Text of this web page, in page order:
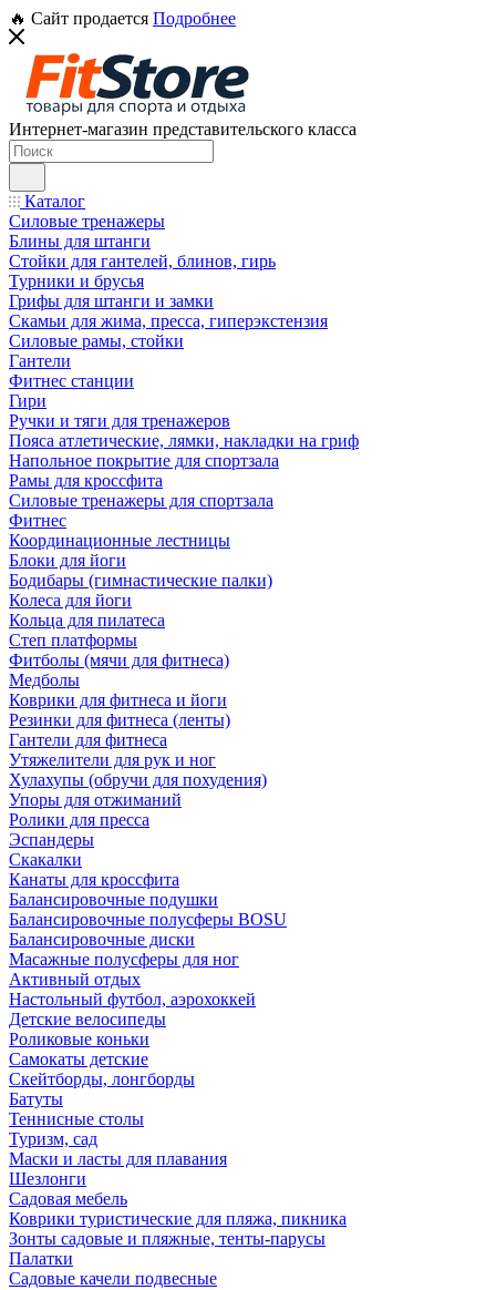
🔥 Сайт продается Подробнее
Интернет-магазин представительского класса
Каталог
Силовые тренажеры
Блины для штанги
Стойки для гантелей, блинов, гирь
Турники и брусья
Грифы для штанги и замки
Скамьи для жима, пресса, гиперэкстензия
Силовые рамы, стойки
Гантели
Фитнес станции
Гири
Ручки и тяги для тренажеров
Пояса атлетические, лямки, накладки на гриф
Напольное покрытие для спортзала
Рамы для кроссфита
Силовые тренажеры для спортзала
Фитнес
Координационные лестницы
Блоки для йоги
Бодибары (гимнастические палки)
Колеса для йоги
Кольца для пилатеса
Степ платформы
Фитболы (мячи для фитнеса)
Медболы
Коврики для фитнеса и йоги
Резинки для фитнеса (ленты)
Гантели для фитнеса
Утяжелители для рук и ног
Хулахупы (обручи для похудения)
Упоры для отжиманий
Ролики для пресса
Эспандеры
Скакалки
Канаты для кроссфита
Балансировочные подушки
Балансировочные полусферы BOSU
Балансировочные диски
Масажные полусферы для ног
Активный отдых
Настольный футбол, аэрохоккей
Детские велосипеды
Роликовые коньки
Самокаты детские
Скейтборды, лонгборды
Батуты
Теннисные столы
Туризм, сад
Маски и ласты для плавания
Шезлонги
Садовая мебель
Коврики туристические для пляжа, пикника
Зонты садовые и пляжные, тенты-парусы
Палатки
Садовые качели подвесные